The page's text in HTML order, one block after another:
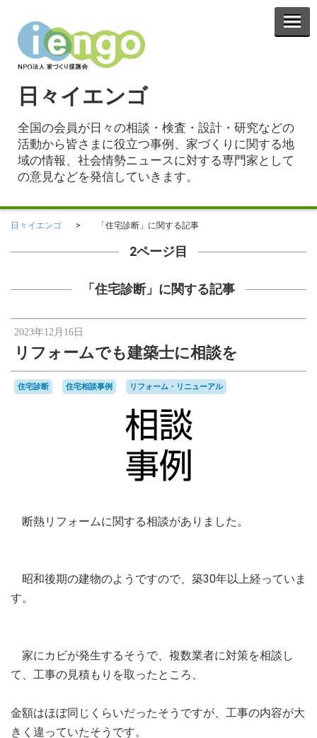
日々イエンゴ
全国の会員が日々の相談・検査・設計・研究などの
活動から皆さまに役立つ事例、家づくりに関する地
域の情報、社会情勢ニュースに対する専門家として
の意見などを発信していきます。
日々イエンゴ 「住宅診断」に関する記事
2ページ目
「住宅診断」に関する記事
2023年12月16日
リフォームでも建築士に相談を
住宅診断 住宅相談事例 リフォーム・リニューアル
断熱リフォームに関する相談がありました。
昭和後期の建物のようですので、築30年以上経っていま
す。
家にカビが発生するそうで、複数業者に対策を相談し
て、工事の見積もりを取ったところ、
金額はほぼ同じくらいだったそうですが、工事の内容が大
きく違っていたそうです。